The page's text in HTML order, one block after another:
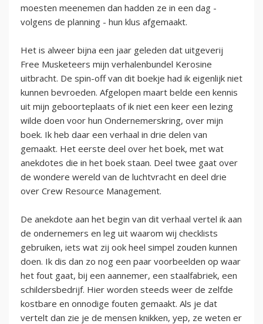
moesten meenemen dan hadden ze in een dag -
volgens de planning - hun klus afgemaakt.
Het is alweer bijna een jaar geleden dat uitgeverij
Free Musketeers mijn verhalenbundel Kerosine
uitbracht. De spin-off van dit boekje had ik eigenlijk niet
kunnen bevroeden. Afgelopen maart belde een kennis
uit mijn geboorteplaats of ik niet een keer een lezing
wilde doen voor hun Ondernemerskring, over mijn
boek. Ik heb daar een verhaal in drie delen van
gemaakt. Het eerste deel over het boek, met wat
anekdotes die in het boek staan. Deel twee gaat over
de wondere wereld van de luchtvracht en deel drie
over Crew Resource Management.
De anekdote aan het begin van dit verhaal vertel ik aan
de ondernemers en leg uit waarom wij checklists
gebruiken, iets wat zij ook heel simpel zouden kunnen
doen. Ik dis dan zo nog een paar voorbeelden op waar
het fout gaat, bij een aannemer, een staalfabriek, een
schildersbedrijf. Hier worden steeds weer de zelfde
kostbare en onnodige fouten gemaakt. Als je dat
vertelt dan zie je de mensen knikken, yep, ze weten er